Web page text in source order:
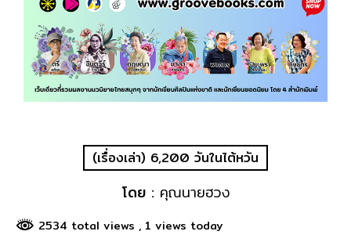
(เรื่องเล่า) 6,200 วันในไต้หวัน
โดย : คุณนายฮวง
2534 total views , 1 views today